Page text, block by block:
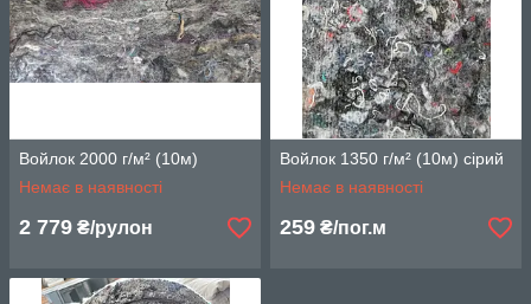
Войлок 2000 г/м² (10м)
Немає в наявності
2 779 ₴/рулон
Войлок 1350 г/м² (10м) сірий
Немає в наявності
259 ₴/пог.м